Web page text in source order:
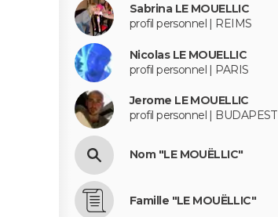
Sabrina LE MOUELLIC
profil personnel | REIMS
Nicolas LE MOUELLIC
profil personnel | PARIS
Jerome LE MOUELLIC
profil personnel | BUDAPEST
Nom "LE MOUËLLIC"
Famille "LE MOUËLLIC"